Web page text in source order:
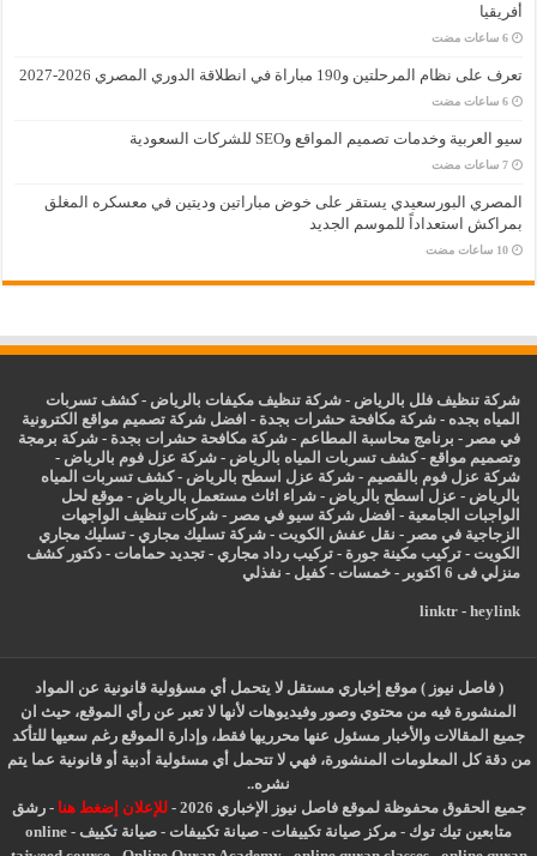
أفريقيا
‏6 ساعات مضت
تعرف على نظام المرحلتين و190 مباراة في انطلاقة الدوري المصري 2026-2027
‏6 ساعات مضت
سيو العربية وخدمات تصميم المواقع وSEO للشركات السعودية
‏7 ساعات مضت
المصري البورسعيدي يستقر على خوض مباراتين وديتين في معسكره المغلق
بمراكش استعداداً للموسم الجديد
‏10 ساعات مضت
شركة تنظيف فلل بالرياض -شركة تنظيف مكيفات بالرياض -كشف تسربات
المياه بجده -شركة مكافحة حشرات بجدة - افضل شركة تصميم مواقع الكترونية
في مصر - برنامج محاسبة المطاعم -شركة مكافحة حشرات بجدة -شركة برمجة
وتصميم مواقع -كشف تسربات المياه بالرياض -شركة عزل فوم بالرياض -
شركة عزل فوم بالقصيم -شركة عزل اسطح بالرياض -كشف تسربات المياه
بالرياض - عزل اسطح بالرياض -شراء اثاث مستعمل بالرياض - موقع لحل
الواجبات الجامعية - افضل شركة سيو في مصر -شركات تنظيف الواجهات
الزجاجية في مصر - نقل عفش الكويت -شركة تسليك مجاري -تسليك مجاري
الكويت -تركيب مكينة جورة -تركيب رداد مجاري -تجديد حمامات -دكتور كشف
منزلي فى 6 اكتوبر
-خمسات -كفيل - نفذلي
linktr- heylink
( فاصل نيوز ) موقع إخباري مستقل لا يتحمل أي مسؤولية قانونية عن المواد
المنشورة فيه من محتوي وصور وفيديوهات لأنها لا تعبر عن رأي الموقع، حيث ان
جميع المقالات والأخبار مسئول عنها محرريها فقط، وإدارة الموقع رغم سعيها للتأكد
من دقة كل المعلومات المنشورة، فهي لا تتحمل أي مسئولية أدبية أو قانونية عما يتم
نشره..
جميع الحقوق محفوظة لموقع فاصل نيوز الإخباري 2026 -
للإعلان إضغط هنا -رشق
متابعين تيك توك - مركز صيانة تكييفات - صيانة تكييفات - صيانة تكييف -
online